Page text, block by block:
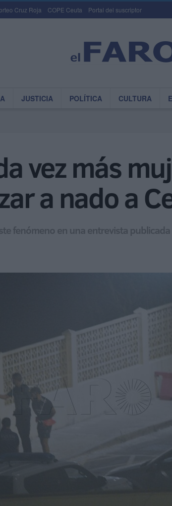
Cruz Roja COPE Ceuta Portal del suscriptor
JUSTICIA POLÍTICA CULTURA
vez más
a nado a
fenómeno en una entrevista